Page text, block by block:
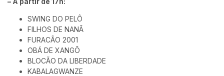
SWING DO PELÔ
FILHOS DE NANÃ
FURACÃO 2001
OBÁ DE XANGÔ
BLOCÃO DA LIBERDADE
KABALAGWANZE